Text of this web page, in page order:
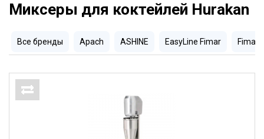
Миксеры для коктейлей Hurakan
Все бренды Apach ASHINE EasyLine Fimar Fimar